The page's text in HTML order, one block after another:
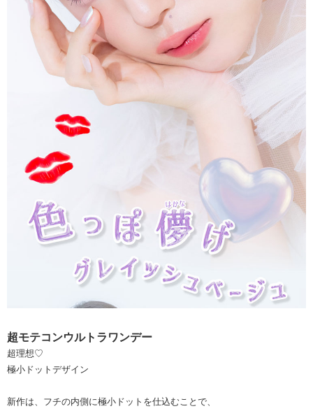
超モテコンウルトラワンデー
超理想♡
極小ドットデザイン
新作は、フチの内側に極小ドットを仕込むことで、